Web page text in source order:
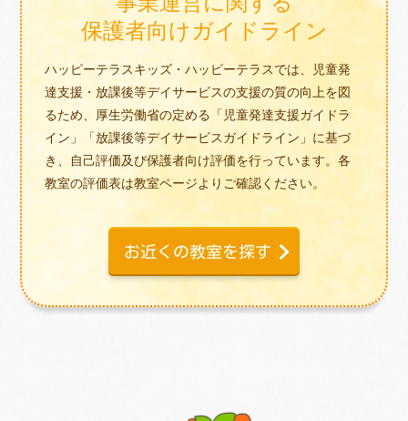
保護者向けガイドライン
ハッピーテラスキッズ・ハッピーテラスでは、児童発
達支援・放課後等デイサービスの支援の質の向上を図
るため、厚生労働省の定める「児童発達支援ガイドラ
イン」「放課後等デイサービスガイドライン」に基づ
き、自己評価及び保護者向け評価を行っています。各
教室の評価表は教室ページよりご確認ください。